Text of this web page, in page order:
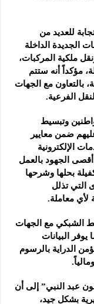
للعديد من
الجديدة الداخلة
ملكية المركبات،
مؤكداً أنه ستتم
بالتعاون مع الجهات
الفرعية.
وتبسيط
ضمن معايير
الإلكترونية
أقصى الجهود بالعمل
بحلها وشرحها
التي تذلل
لأي معاملة.
الشبكي مع الجهات
البيانات
الدراية بالرسوم
عبد النبي” إلى أن
بشكل جيد،